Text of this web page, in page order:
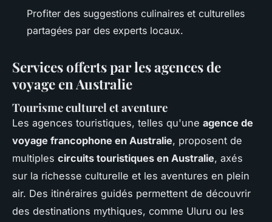
Profiter des suggestions culinaires et culturelles
partagées par des experts locaux.
Services offerts par les agences de
voyage en Australie
Tourisme culturel et aventure
Les agences touristiques, telles qu'une agence de
voyage francophone en Australie, proposent de
multiples circuits touristiques en Australie, axés
sur la richesse culturelle et les aventures en plein
air. Des itinéraires guidés permettent de découvrir
des destinations mythiques, comme Uluru ou les